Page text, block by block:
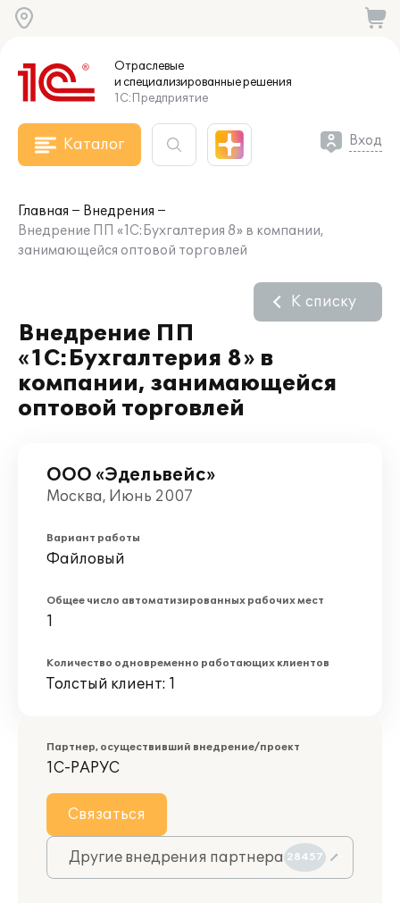
Отраслевые
и специализированныерешения
1С:Предприятие
Каталог Вход
Главная
Внедрения
Внедрение ПП «1С:Бухгалтерия 8» в компании,
занимающейся оптовой торговлей
Внедрение ПП
«1С:Бухгалтерия 8» в
компании, занимающейся
оптовой торговлей
К списку
ООО «Эдельвейс»
Москва, Июнь 2007
Вариант работы
Файловый
Общее число автоматизированных рабочих мест
1
Количество одновременно работающих клиентов
Толстый клиент: 1
Партнер, осуществивший внедрение/проект
1С-РАРУС
Связаться
Другие внедрения партнера 28457